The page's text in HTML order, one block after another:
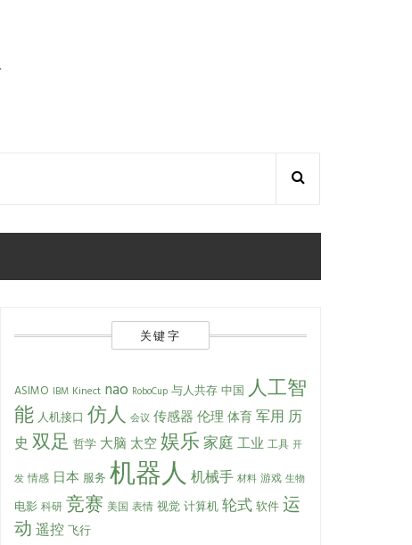
关键字
ASIMO IBM Kinect nao RoboCup 与人共存 中国 人工智
能人机接口 仿人 会议 传感器 伦理体育军用 历
史 双足 哲学 大脑 太空娱乐家庭 工业 工具 开
发 情感 日本 服务 机器人机械手 材料 游戏 生物
电影 科研 竞赛 美国 表情 视觉 计算机 轮式软件运
动 遥控 飞行